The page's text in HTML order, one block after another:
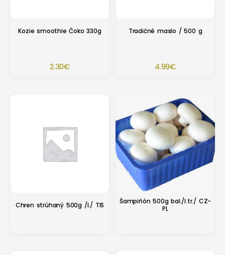
Kozie smoothie Čoko 330g
2.30€
Tradičné maslo / 500 g
4.99€
Chren strúhaný 500g /I./ TIS
Šampiňón 500g bal./I.tr./ CZ-
PL